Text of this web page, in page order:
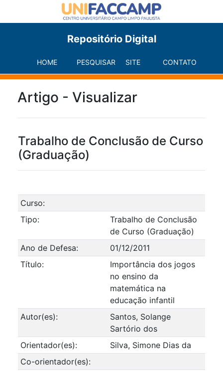
Repositório Digital
HOME PESQUISAR SITE CONTATO
Artigo - Visualizar
Trabalho de Conclusão de Curso
(Graduação)
Curso:
Tipo:
Trabalho de Conclusão
de Curso (Graduação)
Ano de Defesa:
01/12/2011
Título:
Importância dos jogos
no ensino da
matemática na
educação infantil
Autor(es):
Santos, Solange
Sartório dos
Orientador(es):
Silva, Simone Dias da
Co-orientador(es):